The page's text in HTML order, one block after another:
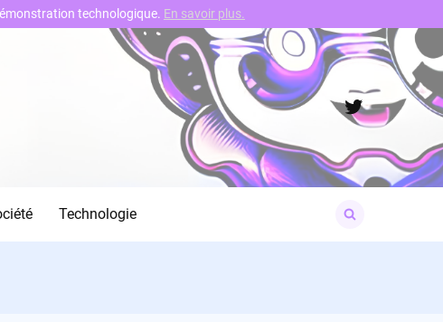
Twitter
Technologie
for:
technologique. En savoir plus.